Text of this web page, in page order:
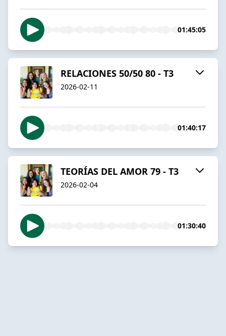
01:45:05
RELACIONES 50/50 80 - T3
2026-02-11
01:40:17
TEORÍAS DEL AMOR 79 - T3
2026-02-04
01:30:40